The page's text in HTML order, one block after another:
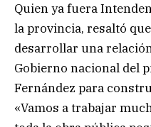
Quien ya fuera
la provincia, resaltó
desarrollar una
Gobierno nacional del
Fernández para
«Vamos a trabajar